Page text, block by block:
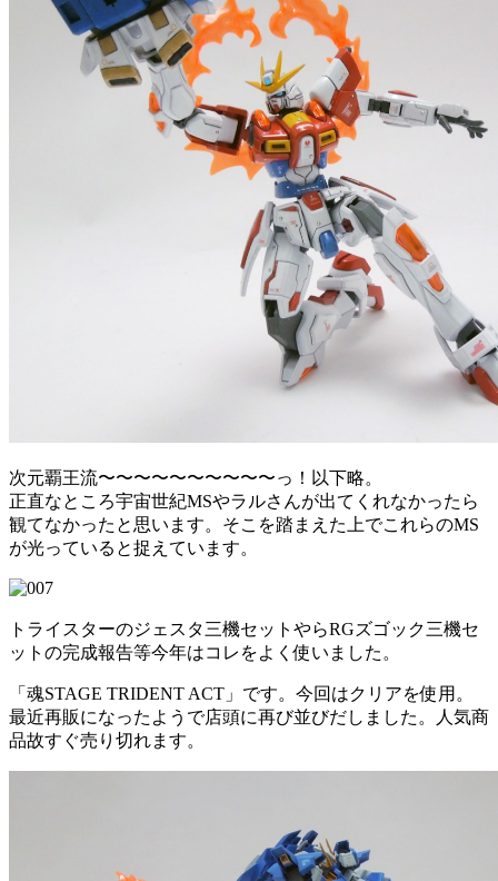
次元覇王流〜〜〜〜〜〜〜〜〜〜っ！以下略。
正直なところ宇宙世紀MSやラルさんが出てくれなかったら
観てなかったと思います。そこを踏まえた上でこれらのMS
が光っていると捉えています。
トライスターのジェスタ三機セットやらRGズゴック三機セ
ットの完成報告等今年はコレをよく使いました。
「魂STAGE TRIDENT ACT」です。今回はクリアを使用。
最近再販になったようで店頭に再び並びだしました。人気商
品故すぐ売り切れます。